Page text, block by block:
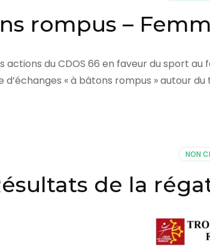
rompus –
actions du CDOS 66 en faveur du sport
d’échanges « à bâtons rompus » autour
NON
de la